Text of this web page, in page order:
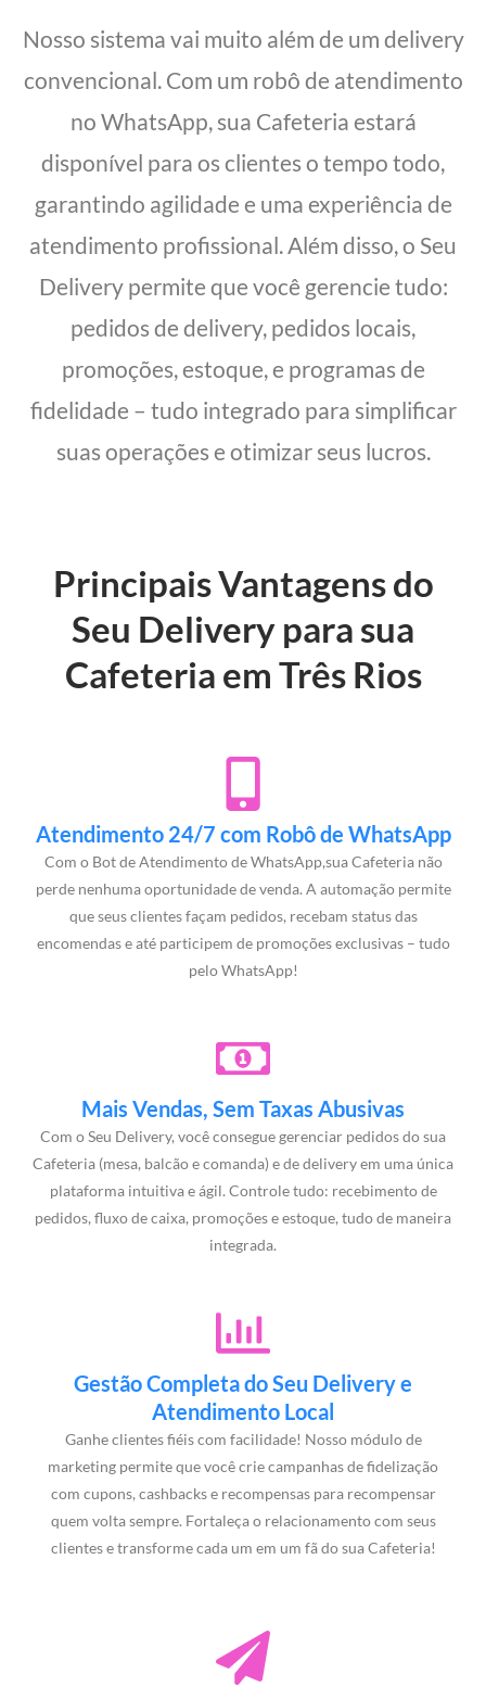
Nosso sistema vai muito além de um delivery
convencional. Com um robô de atendimento
no WhatsApp, sua Cafeteria estará
disponível para os clientes o tempo todo,
garantindo agilidade e uma experiência de
atendimento profissional. Além disso, o Seu
Delivery permite que você gerencie tudo:
pedidos de delivery, pedidos locais,
promoções, estoque, e programas de
fidelidade – tudo integrado para simplificar
suas operações e otimizar seus lucros.
Principais Vantagens do
Seu Delivery para sua
Cafeteria em Três Rios
Atendimento 24/7 com Robô de WhatsApp
Com o Bot de Atendimento de WhatsApp,sua Cafeteria não
perde nenhuma oportunidade de venda. A automação permite
que seus clientes façam pedidos, recebam status das
encomendas e até participem de promoções exclusivas – tudo
pelo WhatsApp!
Mais Vendas, Sem Taxas Abusivas
Com o Seu Delivery, você consegue gerenciar pedidos do sua
Cafeteria (mesa, balcão e comanda) e de delivery em uma única
plataforma intuitiva e ágil. Controle tudo: recebimento de
pedidos, fluxo de caixa, promoções e estoque, tudo de maneira
integrada.
Gestão Completa do Seu Delivery e
Atendimento Local
Ganhe clientes fiéis com facilidade! Nosso módulo de
marketing permite que você crie campanhas de fidelização
com cupons, cashbacks e recompensas para recompensar
quem volta sempre. Fortaleça o relacionamento com seus
clientes e transforme cada um em um fã do sua Cafeteria!